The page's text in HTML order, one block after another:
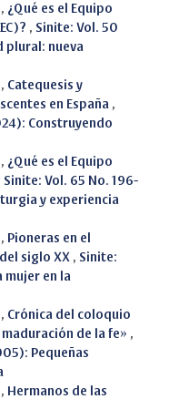
¿Qué es el Equipo
, Sinite: Vol. 50
plural: nueva
Catequesis y
en España ,
Construyendo
¿Qué es el Equipo
Sinite: Vol. 65 No. 196-
y experiencia
Pioneras en el
siglo XX , Sinite:
mujer en la
Crónica del coloquio
de la fe» ,
Pequeñas
Hermanos de las